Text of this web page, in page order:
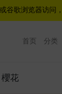
谷歌浏览器访问，
首页 分类
花